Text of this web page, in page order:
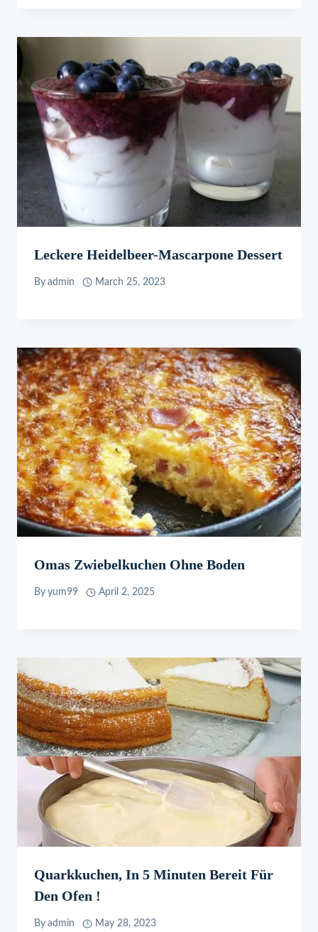
Leckere Heidelbeer-Mascarpone Dessert
By admin March 25, 2023
Omas Zwiebelkuchen Ohne Boden
By yum99 April 2, 2025
Quarkkuchen, In 5 Minuten Bereit Für
Den Ofen !
By admin May 28, 2023